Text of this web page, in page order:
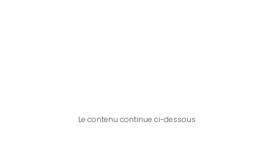
Le contenu continue ci-dessous